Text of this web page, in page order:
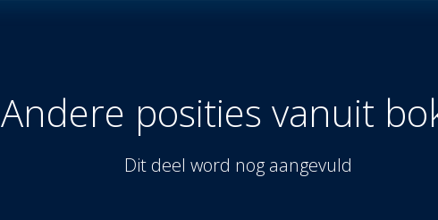
Andere posities vanuit
Dit deel word nog aangevuld